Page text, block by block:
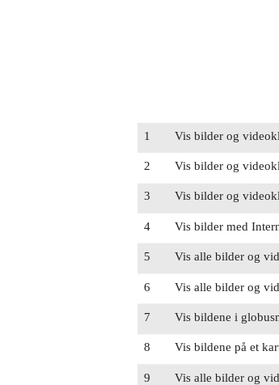
1 Vis bilder og
2 Vis bilder og
3 Vis bilder og
4 Vis bilder med
5 Vis alle bilder og
6 Vis alle bilder og
7 Vis bildene i
8 Vis bildene på et
9 Vis alle bilder og